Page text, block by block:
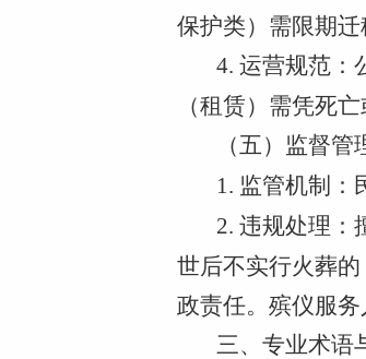
保护类）需限期迁
4. 运营规范：
（租赁）需凭死
（五）监督管
1. 监管机制：
2. 违规处理：
世后不实行火葬
政责任。殡仪服
三、专业术语